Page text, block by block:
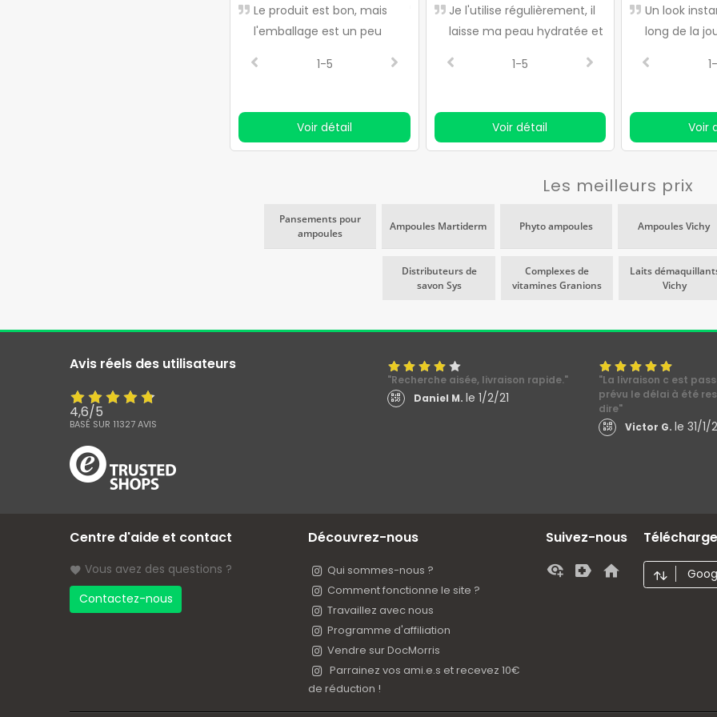
Le produit est bon, mais
l'emballage est un peu
1-5
Les ampoules sont très
hydratantes
Je les adore, ils
peau très hydratée
bon. Je les ai déjà
vivement pour
rides et raffermir la
Voir détail
Je l'utilise régulièrement, il
laisse ma peau hydratée et
1-5
Éclaircit et
Très efficace,
ampoules, son
de façon
depuis quelque
alternance
Voir détail
Un look
long de la
pour toute
peau
Voir
Les meilleurs prix
Pansements pour
ampoules
Ampoules Martiderm Phyto ampoules Ampoules Vichy
Distributeurs de
savon Sys
Complexes de
vitamines Granions
Laits
Vichy
Avis réels des utilisateurs
4,6/5
BASÉ SUR 11327AVIS
"Recherche aisée, livraison rapide."
Daniel M. le 1/2/21
"La livraison c est
prévu le délai à été
dire"
Victor G. le 31/1/
Centre d'aide et contact
Vous avez des questions ?
Contactez-nous
Découvrez-nous
Qui sommes-nous ?
Comment fonctionne le site ?
Travaillez avec nous
Programme d'affiliation
Vendre sur DocMorris
Parrainez vos ami.e.s et recevez 10€
de réduction !
Suivez-nous